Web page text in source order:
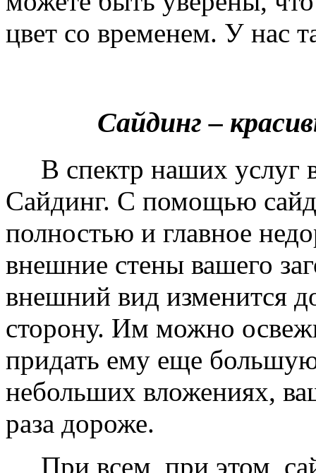
цвет со временем. У нас
Сайдинг –
В спектр наших услуг
Сайдинг. С помощью
полностью и главное
внешние стены вашего
внешний вид изменится
сторону. Им можно
придать ему еще
небольших вложениях,
раза дороже.
При всем, при этом,